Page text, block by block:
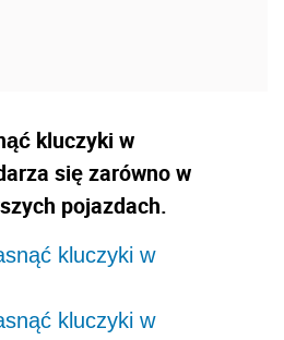
kluczyki w
się zarówno w
pojazdach.
kluczyki w
kluczyki w